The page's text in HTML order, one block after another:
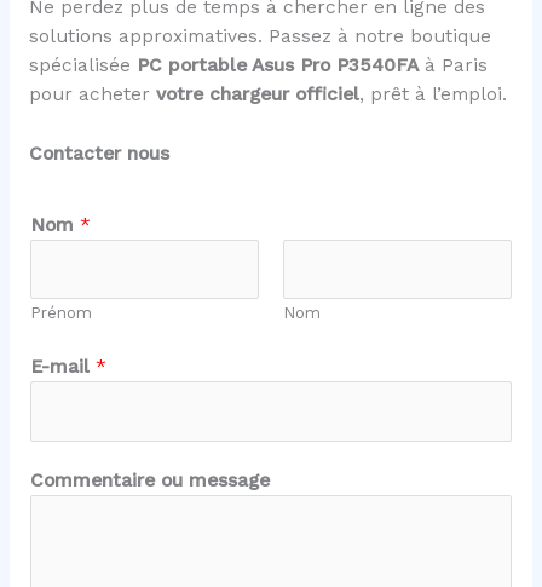
Ne perdez plus de temps à chercher en ligne des
solutions approximatives. Passez à notre boutique
spécialisée PC portable Asus Pro P3540FAà Paris
pour acheter votre chargeur officiel, prêt à l’emploi.
Contacter nous
Nom *
Prénom Nom
*
m
s
s
a
E-mail *
Commentaire ou message